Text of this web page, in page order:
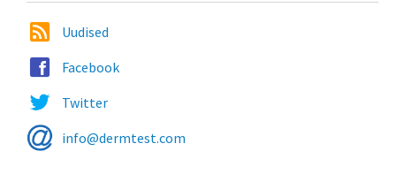
Uudised
Facebook
Twitter
info@dermtest.com